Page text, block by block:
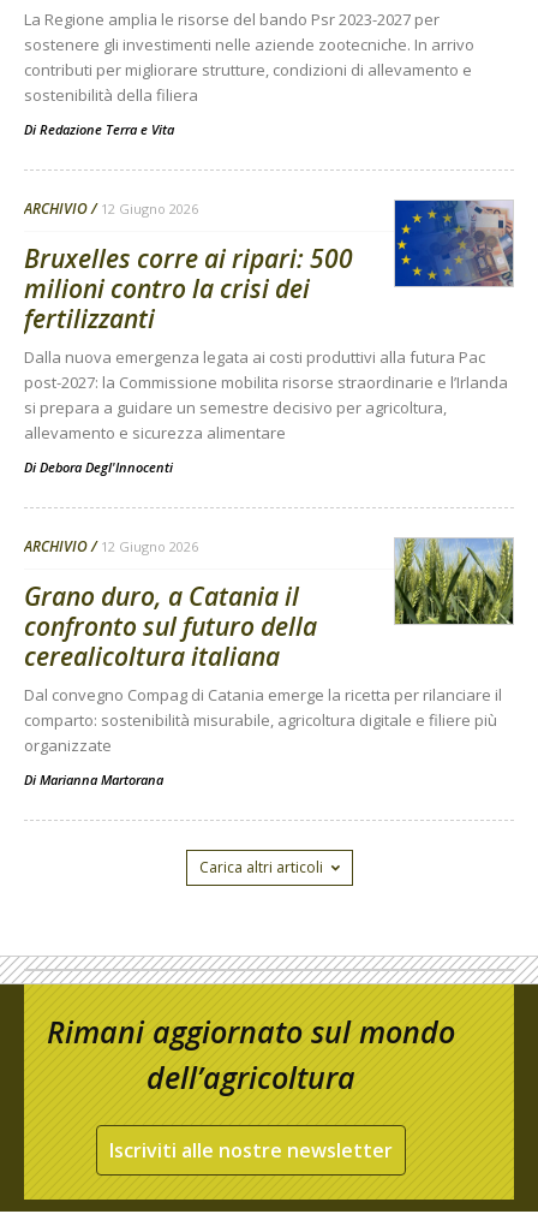
La Regione amplia le risorse del bando Psr 2023-2027 per
sostenere gli investimenti nelle aziende zootecniche. In arrivo
contributi per migliorare strutture, condizioni di allevamento e
sostenibilità della filiera
Di Redazione Terra e Vita
ARCHIVIO 12 Giugno 2026
Bruxelles corre ai ripari: 500
milioni contro la crisi dei
fertilizzanti
Dalla nuova emergenza legata ai costi produttivi alla futura Pac
post-2027: la Commissione mobilita risorse straordinarie e l’Irlanda
si prepara a guidare un semestre decisivo per agricoltura,
allevamento e sicurezza alimentare
Di Debora Degl'Innocenti
ARCHIVIO 12 Giugno 2026
Grano duro, a Catania il
confronto sul futuro della
cerealicoltura italiana
Dal convegno Compag di Catania emerge la ricetta per rilanciare il
comparto: sostenibilità misurabile, agricoltura digitale e filiere più
organizzate
Di Marianna Martorana
Carica altri articoli
Rimani aggiornato sul mondo
dell’agricoltura
Iscriviti alle nostre newsletter